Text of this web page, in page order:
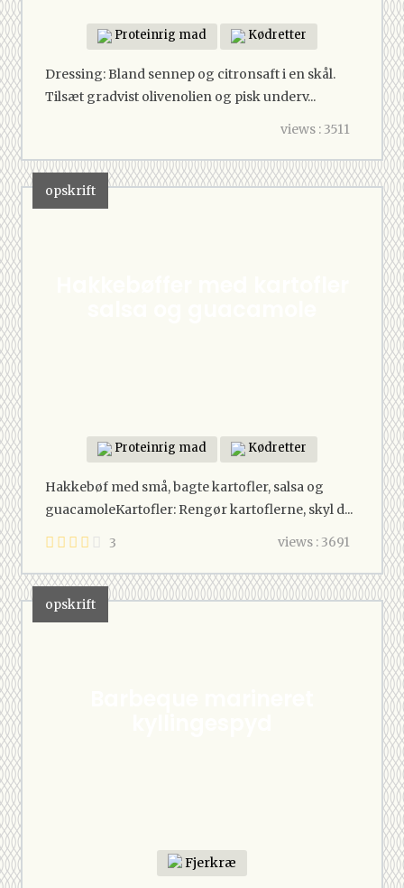
Proteinrig mad Kødretter
Dressing: Bland sennep og citronsaft i en skål.
Tilsæt gradvist olivenolien og pisk underv...
views : 3511
opskrift
Proteinrig mad Kødretter
Hakkebøf med små, bagte kartofler, salsa og
guacamoleKartofler: Rengør kartoflerne, skyl d...
3 views : 3691
opskrift
Fjerkræ